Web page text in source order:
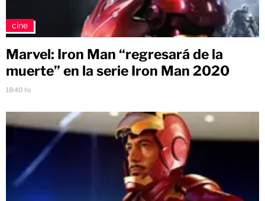
cine
Marvel: Iron Man “regresará de la
muerte” en la serie Iron Man 2020
18:40 hs